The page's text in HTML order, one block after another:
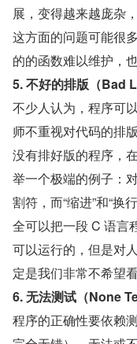
展，变得越来越庞杂
这方面的问题可能很
的的函数难以维护，
5. 不好的排版（Bad
不少人认为，程序可
师不重视对代码的排
没有排好版的程序，
举一个极端的例子：
割符，而“缩进”和“换
全可以把一段 C 语言
可以运行的，但是对
定是我们非常不希望看
6. 无法测试（None
程序的正确性要依赖